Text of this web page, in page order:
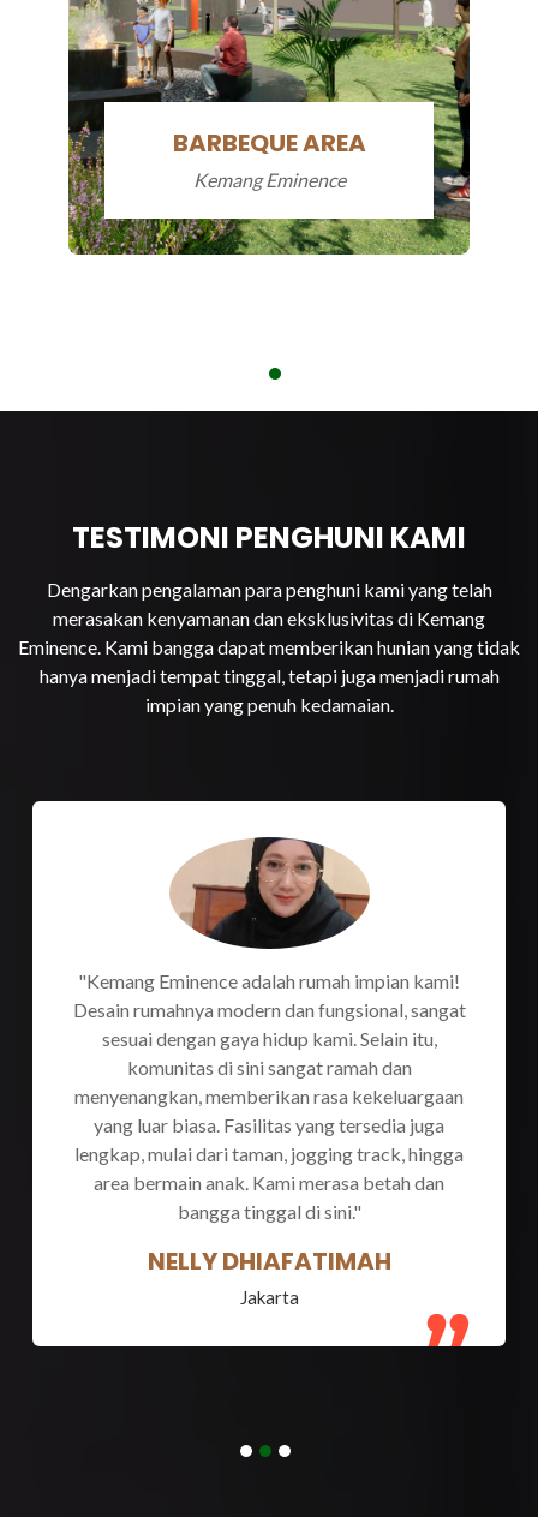
BASKETBALL COURT
Kemang Eminence
TESTIMONI PENGHUNI KAMI
Dengarkan pengalaman para penghuni kami yang telah
merasakan kenyamanan dan eksklusivitas di Kemang
Eminence. Kami bangga dapat memberikan hunian yang tidak
hanya menjadi tempat tinggal, tetapi juga menjadi rumah
impian yang penuh kedamaian.
"Tinggal di Kemang Eminence benar-benar
mengubah hidup saya dan keluarga.
Lingkungannya asri, tenang, dan sangat nyaman.
Anak-anak bisa bermain di area hijau yang luas,
sementara saya dan istri merasa aman dengan
sistem keamanan 24 jam yang sangat terjaga.
Lokasinya juga strategis, dekat dengan tempat
kerja dan sekolah anak-anak, membuat
kehidupan sehari-hari menjadi lebih praktis.
ANDI